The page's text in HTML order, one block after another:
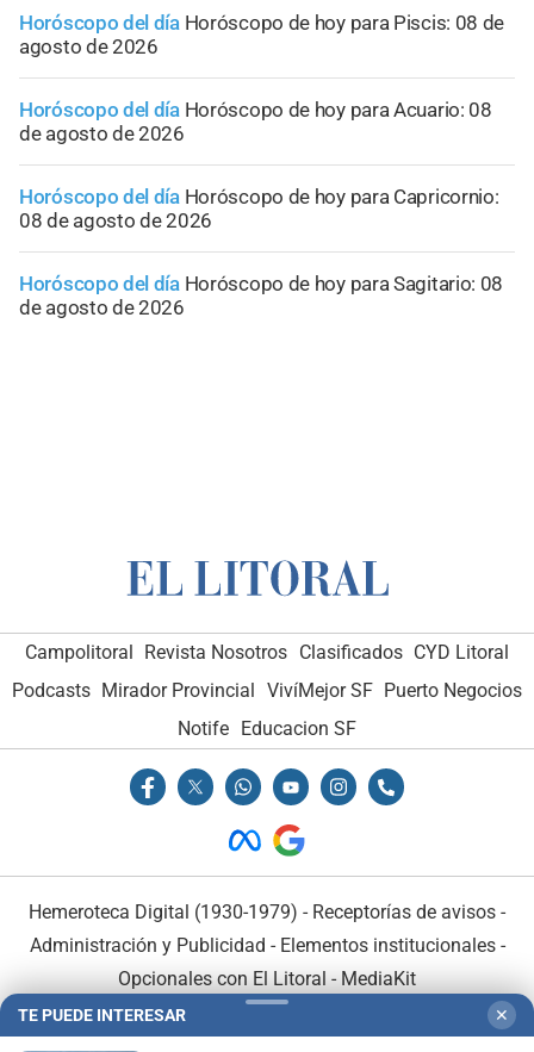
Horóscopo del día Horóscopo de hoy para Piscis: 08 de
agosto de 2026
Horóscopo del día Horóscopo de hoy para Acuario: 08
de agosto de 2026
Horóscopo del día Horóscopo de hoy para Capricornio:
08 de agosto de 2026
Horóscopo del día Horóscopo de hoy para Sagitario: 08
de agosto de 2026
Campolitoral Revista Nosotros Clasificados CYD Litoral
Podcasts Mirador Provincial VivíMejor SF Puerto Negocios
Notife
Educacion SF
Hemeroteca Digital (1930-1979) - Receptorías de avisos -
Administración y Publicidad - Elementos institucionales-
Opcionales con El Litoral - MediaKit
TE PUEDE INTERESAR ✕